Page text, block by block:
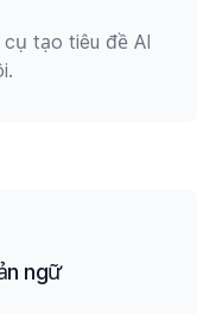
tạo tiêu đề AI
ngữ